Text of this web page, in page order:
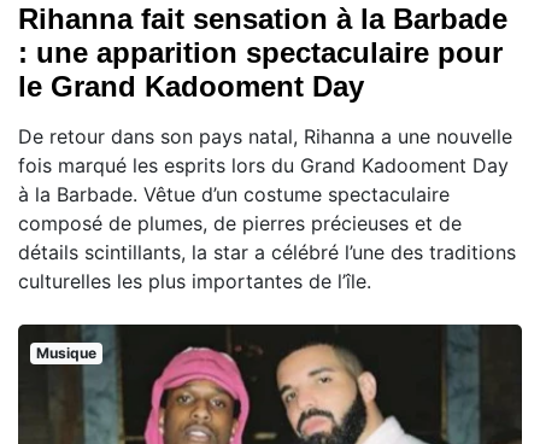
Rihanna fait sensation à la Barbade
: une apparition spectaculaire pour
le Grand Kadooment Day
De retour dans son pays natal, Rihanna a une nouvelle
fois marqué les esprits lors du Grand Kadooment Day
à la Barbade. Vêtue d’un costume spectaculaire
composé de plumes, de pierres précieuses et de
détails scintillants, la star a célébré l’une des traditions
culturelles les plus importantes de l’île.
Musique